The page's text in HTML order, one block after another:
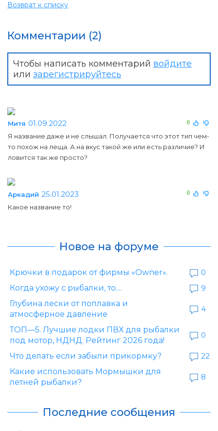
Возврат к списку
Комментарии (2)
Чтобы написать комментарий войдите
или зарегистрируйтесь
0
Митя 01.09.2022
Я название даже и не слышал. Получается что этот тип чем-
то похож на леща. А на вкус такой же или есть различие? И
ловится так же просто?
0
Аркадий 25.01.2023
Какое название то!
Новое на форуме
Крючки в подарок от фирмы «Owner».
0
Когда ухожу с рыбалки, то....
9
Глубина лески от поплавка и
атмосферное давление
4
ТОП—5. Лучшие лодки ПВХ для рыбалки
под мотор, НДНД. Рейтинг 2026 года!
0
Что делать если забыли прикормку?
22
Какие использовать Мормышки для
летней рыбалки?
8
Последние сообщения